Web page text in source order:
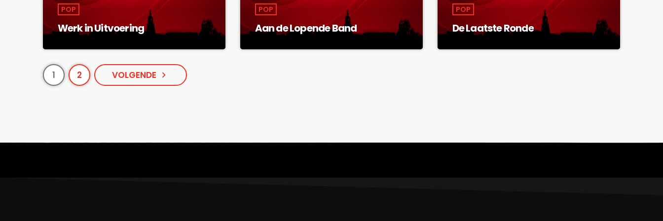
POP
Werk in Uitvoering
POP
Aan de Lopende Band
POP
De Laatste Ronde
1 2 VOLGENDE navigate_next